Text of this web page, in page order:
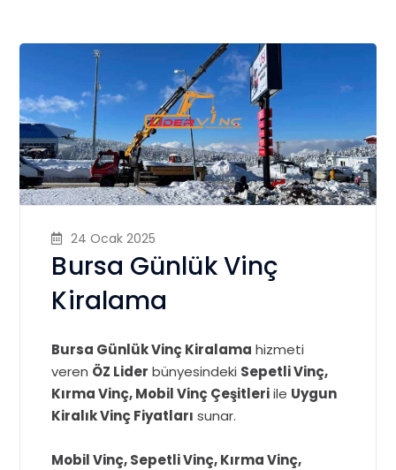
24 Ocak 2025
Bursa Günlük Vinç
Kiralama
Bursa Günlük Vinç Kiralama hizmeti
veren ÖZ Lider bünyesindeki Sepetli Vinç,
Kırma Vinç, Mobil Vinç Çeşitleriile Uygun
Kiralık Vinç Fiyatları sunar.
Mobil Vinç, Sepetli Vinç, Kırma Vinç,